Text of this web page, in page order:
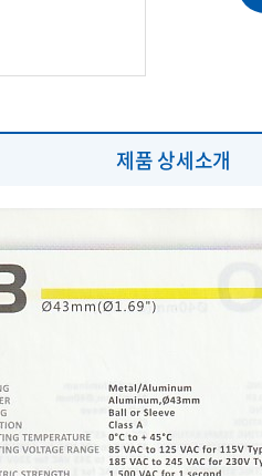
제품 상세소개